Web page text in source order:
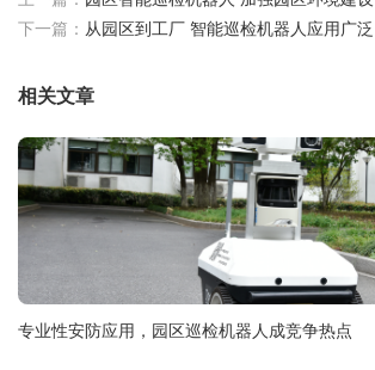
下一篇： 从园区到工厂 智能巡检机器人应用广泛
相关文章
专业性安防应用，园区巡检机器人成竞争热点